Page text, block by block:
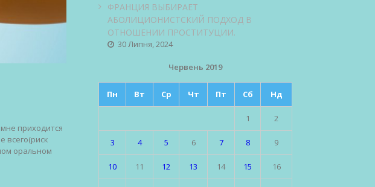
приходится
всего(риск
оральном
ФРАНЦИЯ ВЫБИРАЕТ
АБОЛИЦИОНИСТСКИЙ ПОДХОД В
ОТНОШЕНИИ ПРОСТИТУЦИИ.
30 Липня, 2024
Червень 2019
Пн Вт Ср Чт Пт Сб Нд
1 2
3 4 5 6 7 8 9
10 11 12 13 14 15 16